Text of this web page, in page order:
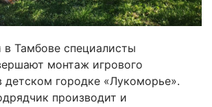
Тамбове специалисты
монтаж игрового
детском городке «Лукоморье».
производит и